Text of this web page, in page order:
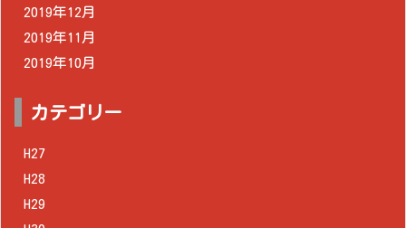
2019年12月
2019年11月
2019年10月
カテゴリー
H27
H28
H29